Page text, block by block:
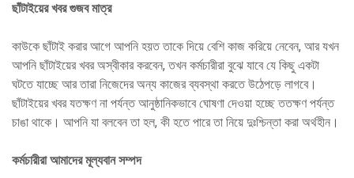
ছাঁটাইয়ের খবর গুজব মাত্র
কাউকে ছাঁটাই করার আগে আপনি হয়ত তাকে দিয়ে বেশি কাজ করিয়ে নেবেন, আর যখন
আপনি ছাঁটাইয়ের খবর অস্বীকার করবেন, তখন কর্মচারীরা বুঝে যাবে যে কিছু একটা
ঘটতে যাচ্ছে আর তারা নিজেদের অন্য কাজের ব্যবস্থা করতে উঠেপড়ে লাগবে।
ছাঁটাইয়ের খবর যতক্ষণ না পর্যন্ত আনুষ্ঠানিকভাবে ঘোষণা দেওয়া হচ্ছে ততক্ষণ পর্যন্ত
চাঙা থাকে। আপনি যা বলবেন তা হল, কী হতে পারে তা নিয়ে দুঃশ্চিন্তা করা অর্থহীন।
কর্মচারীরা আমাদের মূল্যবান সম্পদ